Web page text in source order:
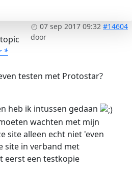
07 sep 2017 09:32 #14604
door
*
testen met Protostar?
heb ik intussen gedaan
wachten met mijn
site alleen echt niet 'even
site in verband met
eerst een testkopie